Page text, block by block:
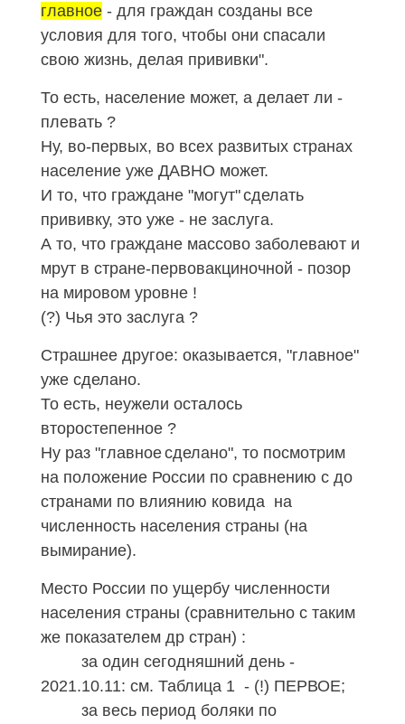
главное - для граждан созданы все
условия для того, чтобы они спасали
свою жизнь, делая прививки".
То есть, население может, а делает ли -
плевать ?
Ну, во-первых, во всех развитых странах
население уже ДАВНО может.
И то, что граждане "могут"сделать
прививку, это уже - не заслуга.
А то, что граждане массово заболевают и
мрут в стране-первовакциночной - позор
на мировом уровне !
(?) Чья это заслуга ?
Страшнее другое: оказывается, "главное"
уже сделано.
То есть, неужели осталось
второстепенное ?
Ну раз "главноесделано", то посмотрим
на положение России по сравнению с до
странами по влиянию ковида на
численность населения страны (на
вымирание).
Место России по ущербу численности
населения страны (сравнительно с таким
же показателем др стран) :
за один сегодняшний день -
2021.10.11: см. Таблица 1 - (!) ПЕРВОЕ;
за весь период боляки по